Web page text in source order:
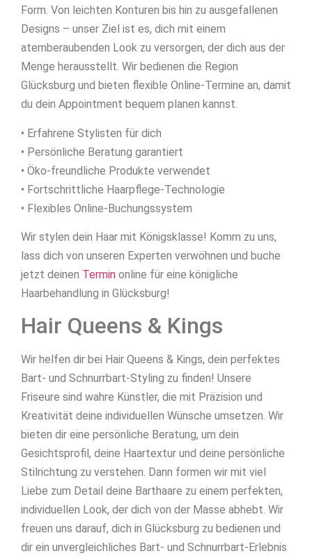
Form. Von leichten Konturen bis hin zu ausgefallenen
Designs – unser Ziel ist es, dich mit einem
atemberaubenden Look zu versorgen, der dich aus der
Menge herausstellt. Wir bedienen die Region
Glücksburg und bieten flexible Online-Termine an, damit
du dein Appointment bequem planen kannst.
• Erfahrene Stylisten für dich
• Persönliche Beratung garantiert
• Öko-freundliche Produkte verwendet
• Fortschrittliche Haarpflege-Technologie
• Flexibles Online-Buchungssystem
Wir stylen dein Haar mit Königsklasse! Komm zu uns,
lass dich von unseren Experten verwöhnen und buche
jetzt deinen Termin online für eine königliche
Haarbehandlung in Glücksburg!
Hair Queens & Kings
Wir helfen dir bei Hair Queens & Kings, dein perfektes
Bart- und Schnurrbart-Styling zu finden! Unsere
Friseure sind wahre Künstler, die mit Präzision und
Kreativität deine individuellen Wünsche umsetzen. Wir
bieten dir eine persönliche Beratung, um dein
Gesichtsprofil, deine Haartextur und deine persönliche
Stilrichtung zu verstehen. Dann formen wir mit viel
Liebe zum Detail deine Barthaare zu einem perfekten,
individuellen Look, der dich von der Masse abhebt. Wir
freuen uns darauf, dich in Glücksburg zu bedienen und
dir ein unvergleichliches Bart- und Schnurrbart-Erlebnis